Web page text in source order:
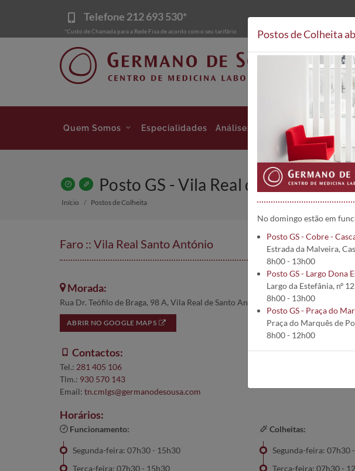
Telefone 212 693 530*
*Custo de Chamada para a Rede Fixa de acordo com o seu tarifário
Quem Somos Especialidades Análises Áreas Clínicas
Posto GS - Vila Real de Santo
Início Postos de Colheita
Faro :: Vila Real Santo António
Morada:
Rua Dr. Teófilo de Braga, 98 A, Vila Real de Santo António, 8900-303
ABRIR NO GOOGLE MAPS
Contactos:
Tel.: 281 405 106
Tlm.: 930 570 143
Email: tn.cmlgs@germanodesousa.com
Horários:
Funcionamento:
Segunda-feira: 07h30 - 15h30
Terça-feira: 07h30 - 15h30
Colheitas:
Segunda-feira: 07h30
Terça-feira: 07h30 -
Postos de Colheita
No domingo estão em
Posto GS - Cobre -
Estrada da Malveira,
8h00 - 13h00
Posto GS - Largo Dona
Largo da Estefânia, nº
8h00 - 13h00
Posto GS - Praça do
Praça do Marquês de
8h00 - 12h00